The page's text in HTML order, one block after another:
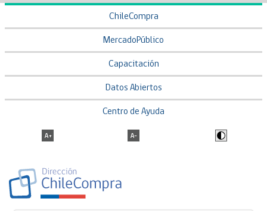
ChileCompra
MercadoPúblico
Capacitación
Datos Abiertos
Centro de Ayuda